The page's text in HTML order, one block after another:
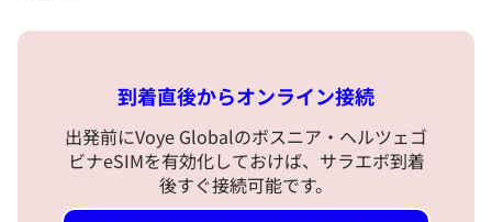
到着直後からオンライン接続
出発前にVoye Globalのボスニア・ヘルツェゴ
ビナeSIMを有効化しておけば、サラエボ到着
後すぐ接続可能です。